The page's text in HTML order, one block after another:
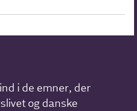
i de emner, der
og danske